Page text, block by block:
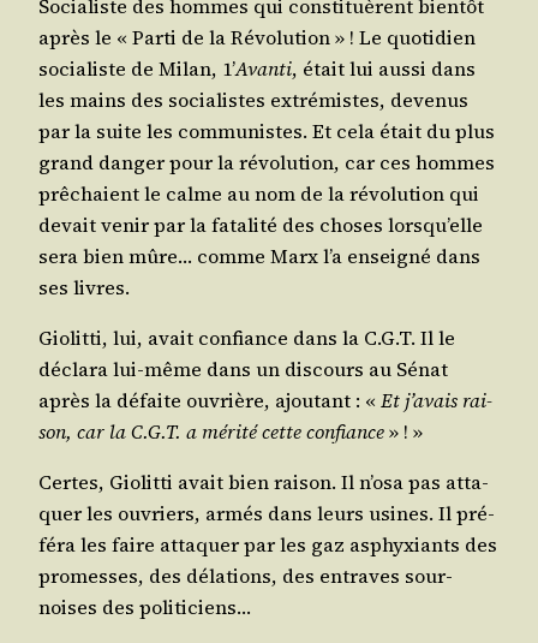
Socia­liste des hommes qui consti­tuèrent bien­tôt
après le « Par­ti de la Révo­lu­tion » ! Le quo­ti­dien
socia­liste de Milan, 1’Avan­ti, était lui aus­si dans
les mains des socia­listes extré­mistes, deve­nus
par la suite les com­mu­nistes. Et cela était du plus
grand dan­ger pour la révo­lu­tion, car ces hommes
prê­chaient le calme au nom de la révo­lu­tion qui
devait venir par la fata­li­té des choses lors­qu’elle
sera bien mûre… comme Marx l’a ensei­gné dans
ses livres.
Gio­lit­ti, lui, avait confiance dans la C.G.T. Il le
décla­ra lui-même dans un dis­cours au Sénat
après la défaite ouvrière, ajou­tant : « Et j’a­vais rai­
son, car la C.G.T. a méri­té cette confiance» ! »
Certes, Gio­lit­ti avait bien rai­son. Il n’o­sa pas atta­
quer les ouvriers, armés dans leurs usines. Il pré­
fé­ra les faire atta­quer par les gaz asphyxiants des
pro­messes, des déla­tions, des entraves sour­
noises des politiciens…